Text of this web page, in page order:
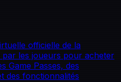
officielle de la
les joueurs pour acheter
Game Passes, des
des fonctionnalités